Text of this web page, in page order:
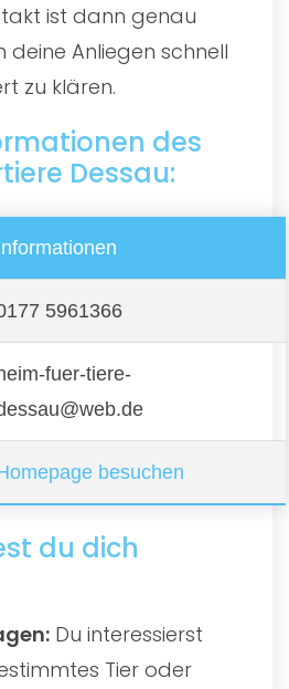
ist dann genau
deine Anliegen schnell
zu klären.
des
Dessau:
5961366
fuer-tiere-
besuchen
du dich
Du interessierst
Tier oder